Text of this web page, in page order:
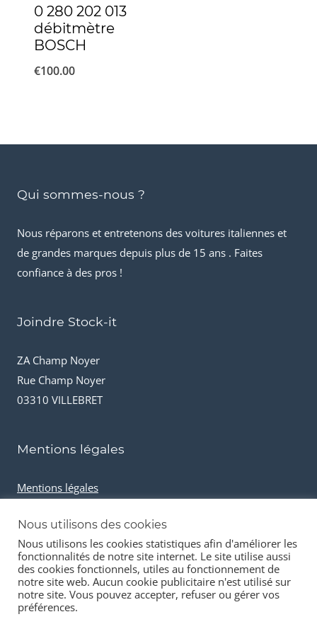
0 280 202 013
débitmètre
BOSCH
€100.00
Qui sommes-nous ?
Nous réparons et entretenons des voitures italiennes et
de grandes marques depuis plus de 15 ans . Faites
confiance à des pros !
Joindre Stock-it
ZA Champ Noyer
Rue Champ Noyer
03310 VILLEBRET
Mentions légales
Mentions légales
Cookies et données personnelles
Nous utilisons des cookies
Nous utilisons les cookies statistiques afin d'améliorer les
fonctionnalités de notre site internet. Le site utilise aussi
des cookies fonctionnels, utiles au fonctionnement de
notre site web. Aucun cookie publicitaire n'est utilisé sur
notre site. Vous pouvez accepter, refuser ou gérer vos
préférences.